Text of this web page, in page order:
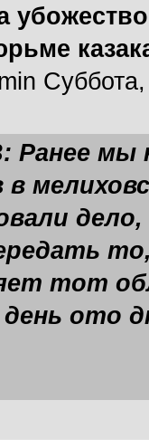
мы
тот
ото